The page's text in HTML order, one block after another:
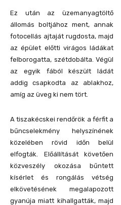
Ez után az üzemanyagtöltő
állomás boltjához ment, annak
fotocellás ajtaját rugdosta, majd
az épület előtti virágos ládákat
felborogatta, szétdobálta. Végül
az egyik fából készült ládát
addig csapkodta az ablakhoz,
amíg az üveg ki nem tört.
A tiszakécskei rendőrök a férfit a
bűncselekmény helyszínének
közelében rövid időn belül
elfogták. Előállítását követően
közveszély okozása bűntett
kísérlet és rongálás vétség
elkövetésének megalapozott
gyanúja miatt kihallgatták, majd